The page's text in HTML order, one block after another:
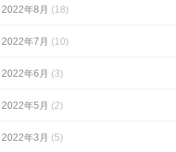
2022年8月 (18)
2022年7月 (10)
2022年6月 (3)
2022年5月 (2)
2022年3月 (5)